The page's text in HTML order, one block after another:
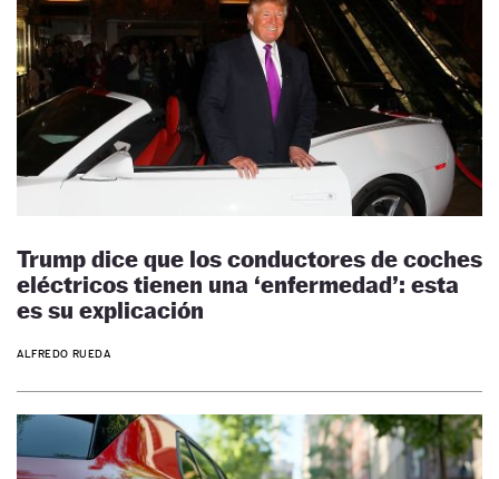
Trump dice que los conductores de coches
eléctricos tienen una ‘enfermedad’: esta
es su explicación
ALFREDO RUEDA